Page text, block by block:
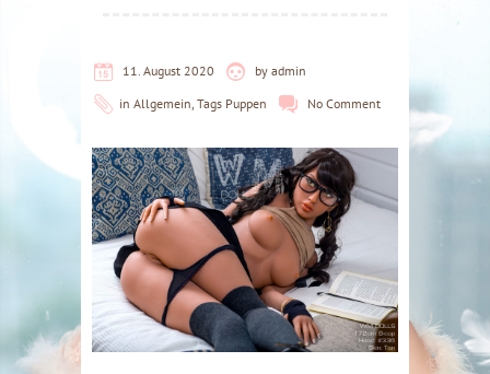
11. August 2020 by admin
in Allgemein, Tags Puppen No Comment